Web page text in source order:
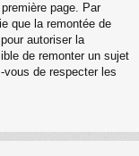
page. Par
que la remontée de
autoriser la
de remonter un sujet
de respecter les